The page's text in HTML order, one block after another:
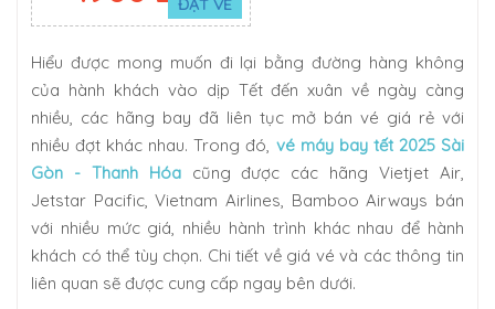
ĐẶT VÉ
Hiểu được mong muốn đi lại bằng đường hàng không
của hành khách vào dịp Tết đến xuân về ngày càng
nhiều, các hãng bay đã liên tục mở bán vé giá rẻ với
nhiều đợt khác nhau. Trong đó, vé máy bay tết 2025 Sài
Gòn - Thanh Hóacũng được các hãng Vietjet Air,
Jetstar Pacific, Vietnam Airlines, Bamboo Airways bán
với nhiều mức giá, nhiều hành trình khác nhau để hành
khách có thể tùy chọn. Chi tiết về giá vé và các thông tin
liên quan sẽ được cung cấp ngay bên dưới.